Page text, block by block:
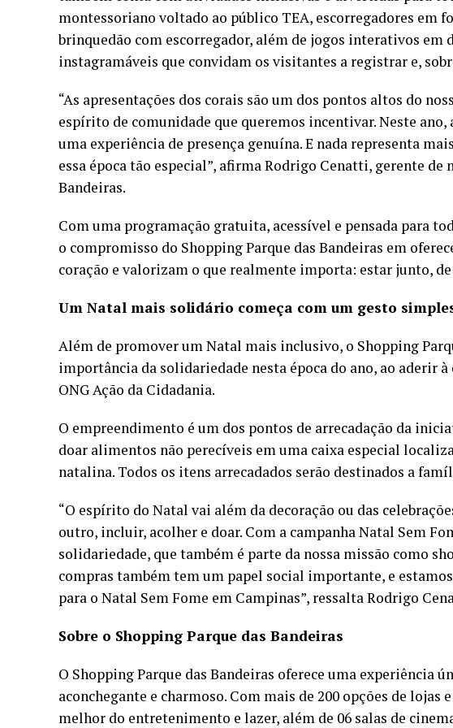
montessoriano voltado ao público TEA, escorregadores em
brinquedão com escorregador, além de jogos interativos em
instagramáveis que convidam os visitantes a registrar e,
“As apresentações dos corais são um dos pontos altos do
espírito de comunidade que queremos incentivar. Neste
uma experiência de presença genuína. E nada representa
essa época tão especial”, afirma Rodrigo Cenatti, gerente
Bandeiras.
Com uma programação gratuita, acessível e pensada para
o compromisso do Shopping Parque das Bandeiras em
coração e valorizam o que realmente importa: estar junto,
Um Natal mais solidário começa com um gesto
Além de promover um Natal mais inclusivo, o Shopping
importância da solidariedade nesta época do ano, ao aderir
ONG Ação da Cidadania.
O empreendimento é um dos pontos de arrecadação da
doar alimentos não perecíveis em uma caixa especial
natalina. Todos os itens arrecadados serão destinados a
“O espírito do Natal vai além da decoração ou das
outro, incluir, acolher e doar. Com a campanha Natal Sem
solidariedade, que também é parte da nossa missão como
compras também tem um papel social importante, e
para o Natal Sem Fome em Campinas”, ressalta Rodrigo
Sobre o Shopping Parque das Bandeiras
O Shopping Parque das Bandeiras oferece uma experiência
aconchegante e charmoso. Com mais de 200 opções de lojas
melhor do entretenimento e lazer, além de 06 salas de